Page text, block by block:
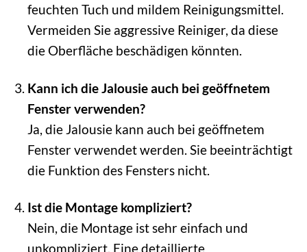
feuchten Tuch und mildem Reinigungsmittel.
Vermeiden Sie aggressive Reiniger, da diese
die Oberfläche beschädigen könnten.
Kann ich die Jalousie auch bei geöffnetem
Fenster verwenden?
Ja, die Jalousie kann auch bei geöffnetem
Fenster verwendet werden. Sie beeinträchtigt
die Funktion des Fensters nicht.
Ist die Montage kompliziert?
Nein, die Montage ist sehr einfach und
unkompliziert. Eine detaillierte